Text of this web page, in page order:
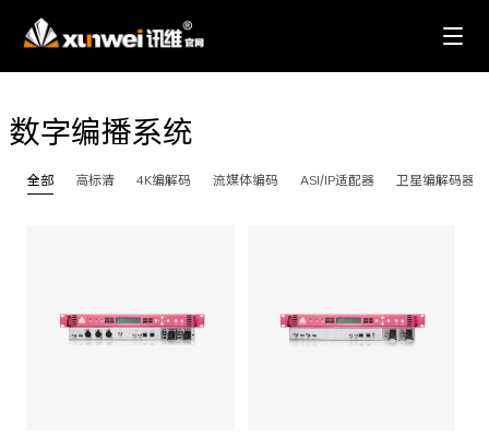
数字编播系统
全部 高标清 4K编解码 流媒体编码 ASI/IP适配器 卫星编解码器